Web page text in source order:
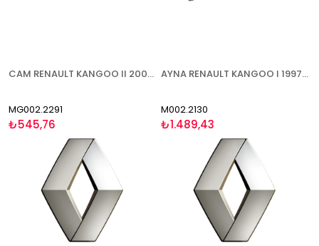
CAM RENAULT KANGOO II 2003-2007 ASFERİK SAĞ/SOL
MG002.2291
₺545,76
AYNA RENAULT KANGOO I 1997-2003 MEKANİK KONVEKS CAM SOL
M002.2130
₺1.489,43